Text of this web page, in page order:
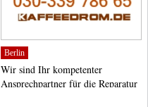
Berlin
Wir sind Ihr kompetenter
Ansprechpartner für die Reparatur